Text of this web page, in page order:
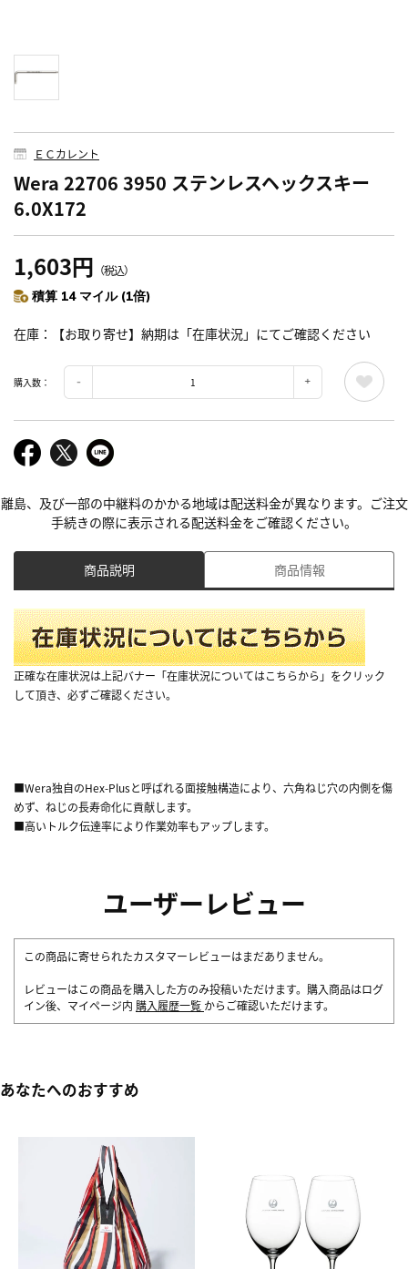
ＥＣカレント
Wera 22706 3950 ステンレスヘックスキー
6.0X172
1,603円 （税込）
積算 14 マイル (1倍)
在庫 【お取り寄せ】納期は「在庫状況」にてご確認ください
購入数：
離島、及び一部の中継料のかかる地域は配送料金が異なります。ご注文
手続きの際に表示される配送料金をご確認ください。
商品説明 商品情報
正確な在庫状況は上記バナー「在庫状況についてはこちらから」をクリック
して頂き、必ずご確認ください。
■Wera独自のHex-Plusと呼ばれる面接触構造により、六角ねじ穴の内側を傷
めず、ねじの長寿命化に貢献します。
■高いトルク伝達率により作業効率もアップします。
ユーザーレビュー
この商品に寄せられたカスタマーレビューはまだありません。
レビューはこの商品を購入した方のみ投稿いただけます。購入商品はログ
イン後、マイページ内 購入履歴一覧 からご確認いただけます。
あなたへのおすすめ